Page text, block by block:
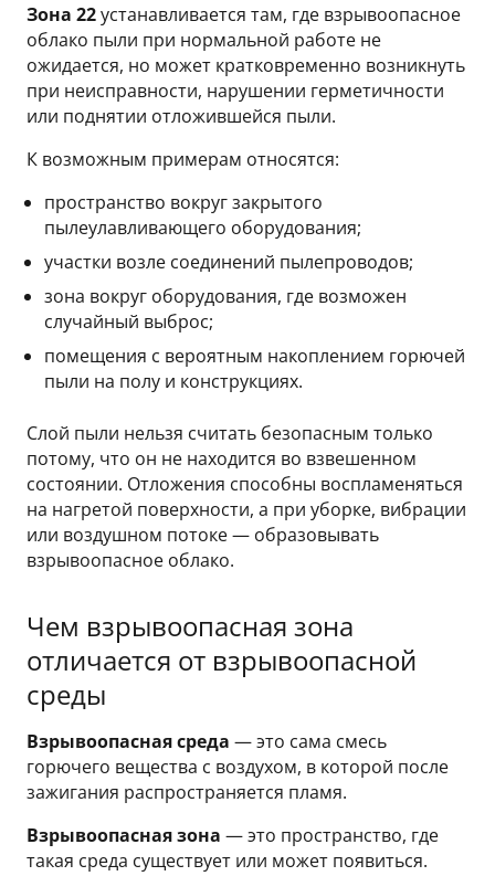
Зона 22устанавливается там, где взрывоопасное
облако пыли при нормальной работе не
ожидается, но может кратковременно возникнуть
при неисправности, нарушении герметичности
или поднятии отложившейся пыли.
К возможным примерам относятся:
пространство вокруг закрытого
пылеулавливающего оборудования;
участки возле соединений пылепроводов;
зона вокруг оборудования, где возможен
случайный выброс;
помещения с вероятным накоплением горючей
пыли на полу и конструкциях.
Слой пыли нельзя считать безопасным только
потому, что он не находится во взвешенном
состоянии. Отложения способны воспламеняться
на нагретой поверхности, а при уборке, вибрации
или воздушном потоке — образовывать
взрывоопасное облако.
Чем взрывоопасная зона
отличается от взрывоопасной
среды
Взрывоопасная среда — это сама смесь
горючего вещества с воздухом, в которой после
зажигания распространяется пламя.
Взрывоопасная зона — это пространство, где
такая среда существует или может появиться.